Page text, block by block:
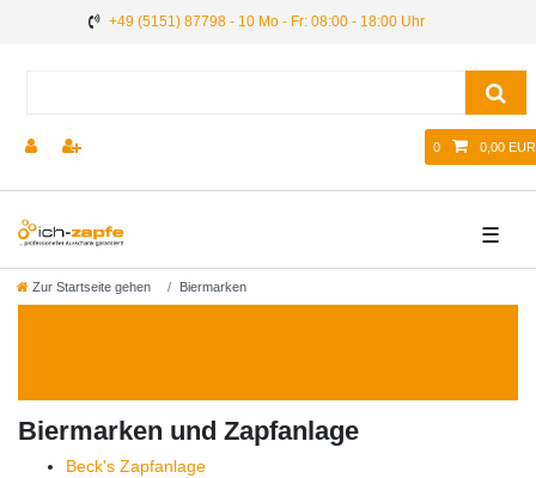
+49 (5151) 87798 - 10 Mo - Fr: 08:00 - 18:00 Uhr
0 0,00 EUR
☰
Zur Startseite gehen Biermarken
Biermarken und Zapfanlage
Beck's Zapfanlage